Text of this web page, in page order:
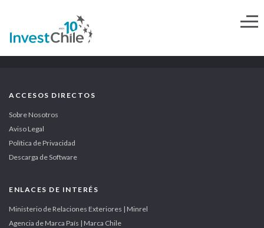
ACCESOS DIRECTOS
Sobre Nosotros
Aviso Legal
Política de Privacidad
Descarga de Software
ENLACES DE INTERÉS
Ministerio de Relaciones Exteriores | Minrel
Agencia de Marca País | Marca Chile